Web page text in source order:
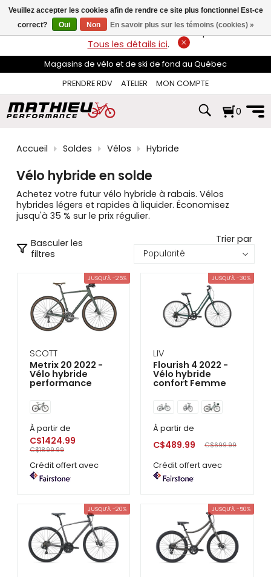
flèches
haut
et
pour
sélectionner
disponible.
Appuyez
pour
au
résultat
de
recherche
sélectionné.
Les
d'appareils
tactiles
servir
de
gestes
tels
que
et
glisser.
LIVRAISON GRATUITEsur les commandes de plus de 74$*.
Tous les détails ici.
Magasins de vélo et de ski de fond au Québec
PRENDRE RDV
ATELIER MON COMPTE
0
Accueil Soldes Vélos Hybride
Vélo hybride en solde
Achetez votre futur vélo hybride à rabais. Vélos
hybrides légers et rapides à liquider. Économisez
jusqu'à 35 % sur le prix régulier.
Basculer les
filtres
Trier par
JUSQU'À -25%
SCOTT
Metrix 20 2022 -
Vélo hybride
performance
À partir de
C$1424.99
C$1899.99
Crédit offert avec
JUSQU'À -30%
LIV
Flourish 4 2022 -
Vélo hybride
confort Femme
À partir de
C$489.99 C$699.99
Crédit offert avec
JUSQU'À -20% JUSQU'À -50%
Veuillez accepter les cookies afin de rendre ce site plus fonctionnel Est-ce
correct?
Oui Non En savoir plus sur les témoins (cookies) »